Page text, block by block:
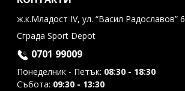
ж.к.Младост IV, ул. “Васил Радославов” 6
Сграда Sport Depot
0701 99009
Понеделник - Петък: 08:30 - 18:30
Събота: 09:30 - 13:30